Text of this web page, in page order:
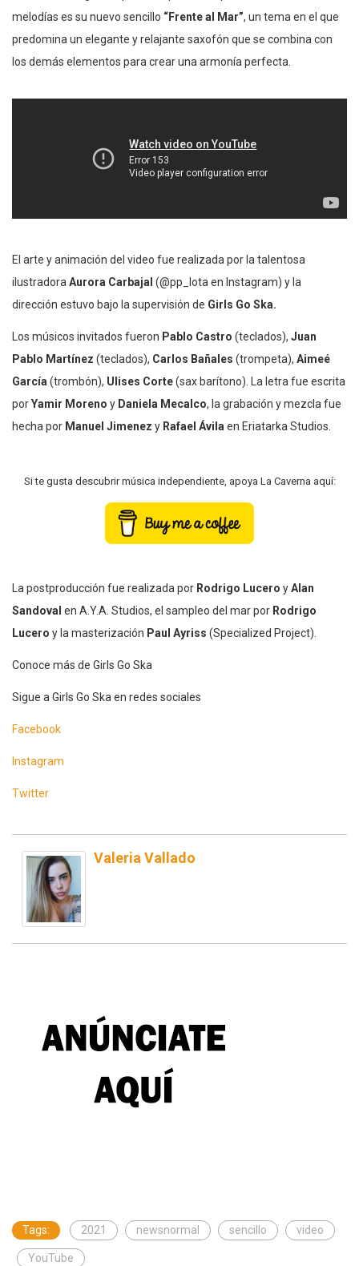
melodías es su nuevo sencillo “Frente al Mar”, un tema en el que
predomina un elegante y relajante saxofón que se combina con
los demás elementos para crear una armonía perfecta.
El arte y animación del video fue realizada por la talentosa
ilustradora Aurora Carbajal (@pp_lota en Instagram) y la
dirección estuvo bajo la supervisión de Girls Go Ska.
Los músicos invitados fueron Pablo Castro (teclados), Juan
Pablo Martínez (teclados), Carlos Bañales (trompeta), Aimeé
García (trombón), Ulises Corte(sax barítono). La letra fue escrita
porYamir Moreno y Daniela Mecalco, la grabación y mezcla fue
hecha por Manuel Jimenez y Rafael Ávila en Eriatarka Studios.
Si te gusta descubrir música independiente, apoya La Caverna aquí:
La postproducción fue realizada por Rodrigo Lucero yAlan
Sandoval en A.Y.A. Studios, el sampleo del mar por Rodrigo
Lucero y la masterización Paul Ayriss (Specialized Project).
Conoce más de Girls Go Ska
Sigue a Girls Go Ska en redes sociales
Facebook
Instagram
Twitter
Valeria Vallado
Tags: 2021 newsnormal sencillo video
YouTube